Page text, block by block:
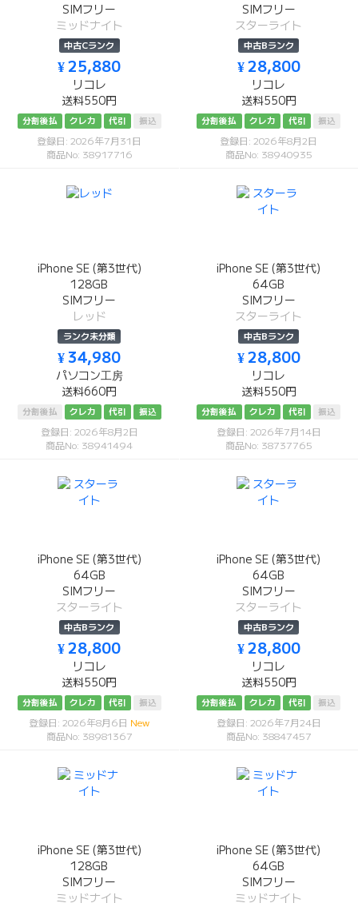
SIMフリー
ミッドナイト
中古Cランク
¥ 25,880
リコレ
送料550円
分割後払 クレカ 代引 振込
登録日: 2026年7月31日
商品No: 38917716
SIMフリー
スターライト
中古Bランク
¥ 28,800
リコレ
送料550円
分割後払 クレカ 代引 振込
登録日: 2026年8月2日
商品No: 38940935
iPhone SE (第3世代)
128GB
SIMフリー
レッド
ランク未分類
¥ 34,980
パソコン工房
送料660円
分割後払 クレカ 代引 振込
登録日: 2026年8月2日
商品No: 38941494
iPhone SE (第3世代)
64GB
SIMフリー
スターライト
中古Bランク
¥ 28,800
リコレ
送料550円
分割後払 クレカ 代引 振込
登録日: 2026年7月14日
商品No: 38737765
iPhone SE (第3世代)
64GB
SIMフリー
スターライト
中古Bランク
¥ 28,800
リコレ
送料550円
分割後払 クレカ 代引 振込
登録日: 2026年8月6日 New
商品No: 38981367
iPhone SE (第3世代)
64GB
SIMフリー
スターライト
中古Bランク
¥ 28,800
リコレ
送料550円
分割後払 クレカ 代引 振込
登録日: 2026年7月24日
商品No: 38847457
iPhone SE (第3世代)
128GB
SIMフリー
ミッドナイト
iPhone SE (第3世代)
64GB
SIMフリー
ミッドナイト